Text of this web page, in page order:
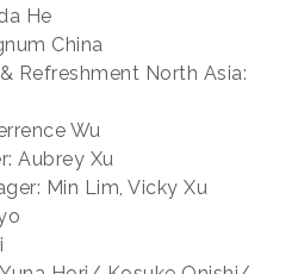
He
China
Refreshment North Asia:
Wu
Aubrey Xu
Min Lim, Vicky Xu